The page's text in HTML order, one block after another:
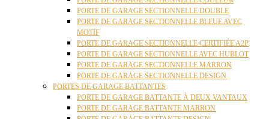
PORTE DE GARAGE SECTIONNELLE DOUBLE
PORTE DE GARAGE SECTIONNELLE BLEUE AVEC
MOTIF
PORTE DE GARAGE SECTIONNELLE CERTIFIÉE A2P
PORTE DE GARAGE SECTIONNELLE AVEC HUBLOT
PORTE DE GARAGE SECTIONNELLE MARRON
PORTE DE GARAGE SECTIONNELLE DESIGN
PORTES DE GARAGE BATTANTES
PORTE DE GARAGE BATTANTE À DEUX VANTAUX
PORTE DE GARAGE BATTANTE MARRON